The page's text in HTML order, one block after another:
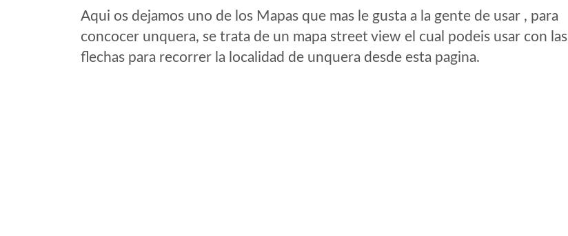
Aqui os dejamos uno de los Mapas que mas le gusta a la gente de usar , para
concocer unquera, se trata de un mapa street view el cual podeis usar con las
flechas para recorrer la localidad de unquera desde esta pagina.